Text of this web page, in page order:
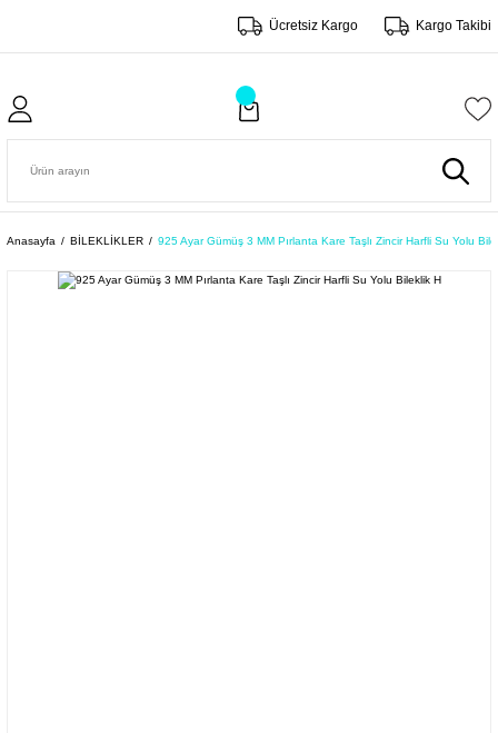
Ücretsiz Kargo Kargo Takibi
Anasayfa BİLEKLİKLER 925 Ayar Gümüş 3 MM Pırlanta Kare Taşlı Zincir Harfli Su Yolu